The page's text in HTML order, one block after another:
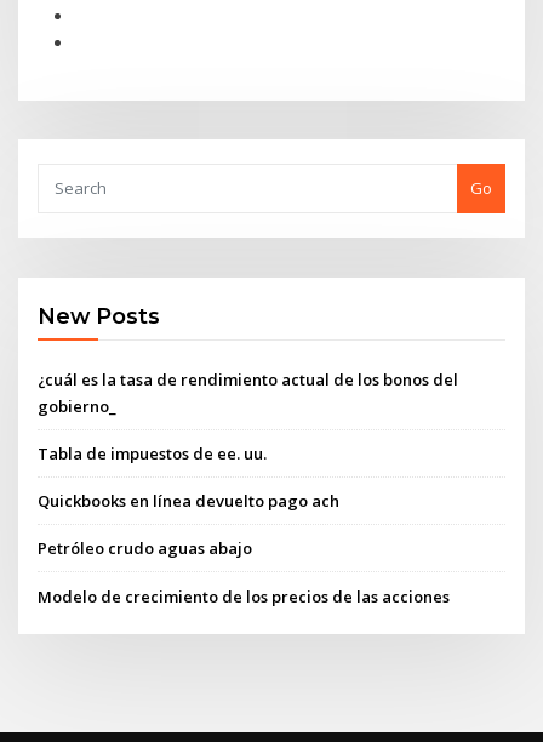
Go
New Posts
¿cuál es la tasa de rendimiento actual de los bonos del
gobierno_
Tabla de impuestos de ee. uu.
Quickbooks en línea devuelto pago ach
Petróleo crudo aguas abajo
Modelo de crecimiento de los precios de las acciones